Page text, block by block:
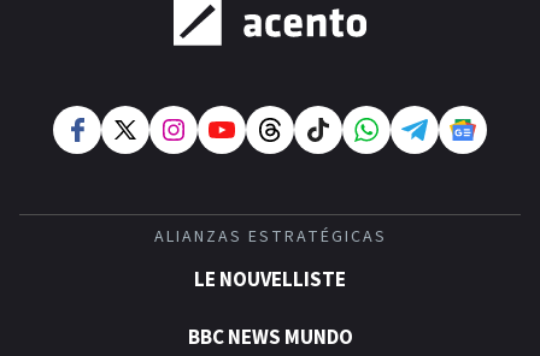
ALIANZAS ESTRATÉGICAS
LE NOUVELLISTE
BBC NEWS MUNDO